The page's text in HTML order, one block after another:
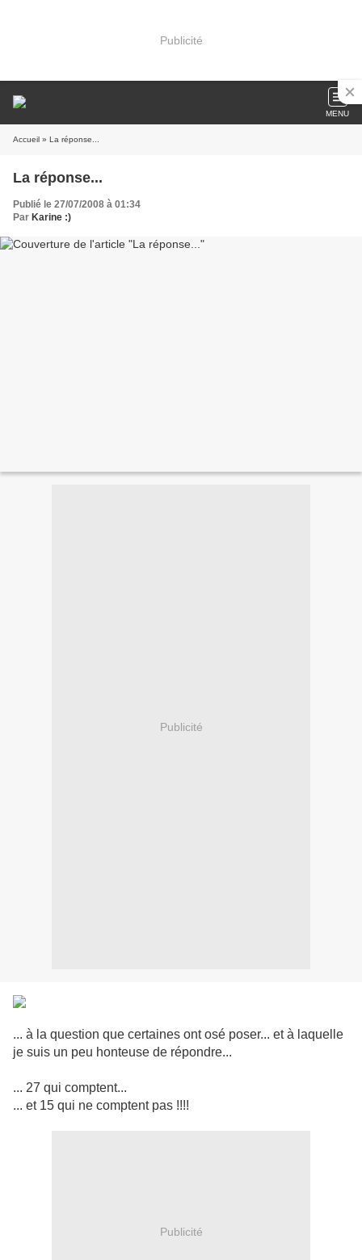
Publicité
MENU
Accueil » La réponse...
La réponse...
Publié le 27/07/2008 à 01:34
Par Karine :)
Publicité
... à la question que certaines ont osé poser... et à laquelle
je suis un peu honteuse de répondre...
... 27 qui comptent...
... et 15 qui ne comptent pas !!!!
Publicité